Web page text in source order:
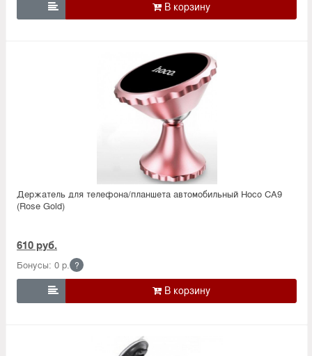

Держатель для телефона/планшета автомобильный Hoco CA9
(Rose Gold)
610 руб.
Бонусы: 0 р. ?
